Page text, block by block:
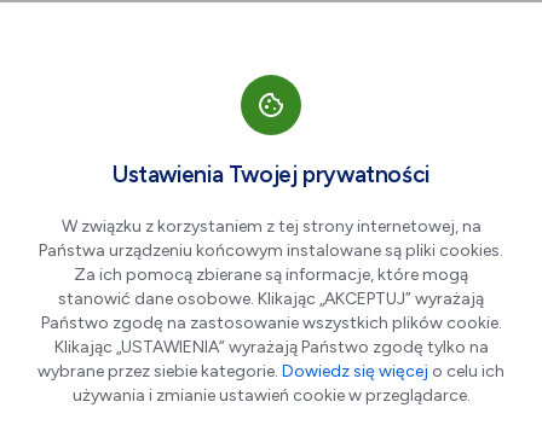
Klinika Urody Gineka
Ustawienia Twojej prywatności
W związku z korzystaniem z tej strony internetowej, na
Państwa urządzeniu końcowym instalowane są pliki cookies.
Za ich pomocą zbierane są informacje, które mogą
stanowić dane osobowe. Klikając „AKCEPTUJ” wyrażają
Państwo zgodę na zastosowanie wszystkich plików cookie.
Klikając „USTAWIENIA” wyrażają Państwo zgodę tylko na
wybrane przez siebie kategorie. Dowiedz się więcej o celu ich
używania i zmianie ustawień cookie w przeglądarce.